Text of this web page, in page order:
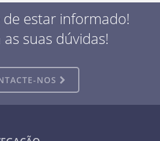
estar informado!
as suas dúvidas!
NOS